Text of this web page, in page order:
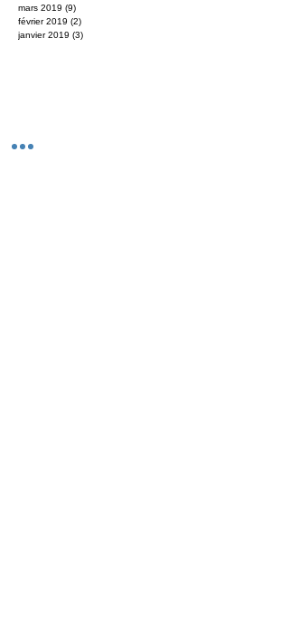
mars 2019 (9)
février 2019 (2)
janvier 2019 (3)